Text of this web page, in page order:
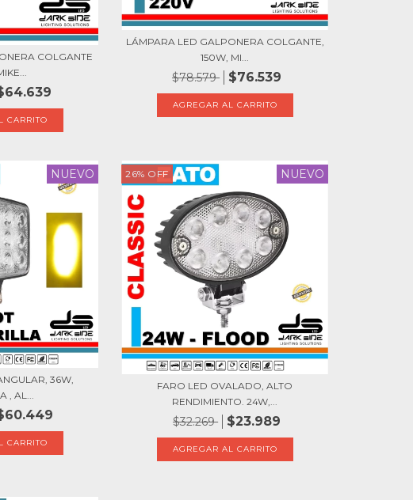
COLGANTE
LÁMPARA LED GALPONERA COLGANTE,
150W, MI...
$78.579 $76.539
NUEVO
36W,
, AL...
26% OFF NUEVO
FARO LED OVALADO, ALTO
RENDIMIENTO. 24W,...
$32.269 $23.989